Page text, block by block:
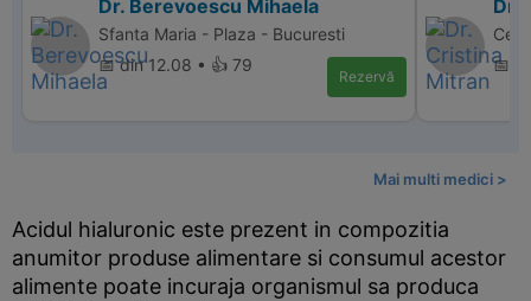
Dr. Berevoescu Mihaela
Sfanta Maria - Plaza - Bucuresti
📅 din 12.08 • 👍 79
Rezervă
Dr.
📅
Mai multi medici >
Acidul hialuronic este prezent in compozitia
anumitor produse alimentare si consumul acestor
alimente poate incuraja organismul sa produca